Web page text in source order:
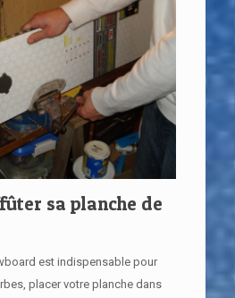
sa planche de
est indispensable pour
placer votre planche dans